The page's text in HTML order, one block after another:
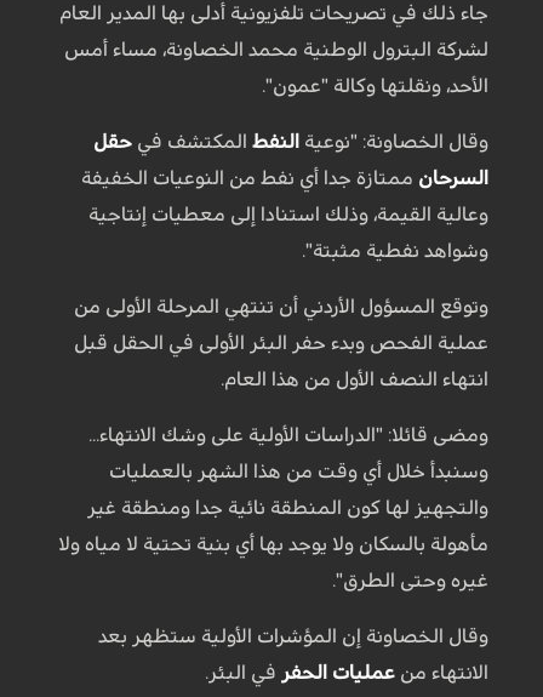
جاء ذلك في تصريحات تلفزيونية أدلى بها المدير العام
لشركة البترول الوطنية محمد الخصاونة، مساء أمس
الأحد، ونقلتها وكالة "عمون".
وقال الخصاونة: "نوعية النفطالمكتشف في حقل
السرحان ممتازة جدا أي نفط من النوعيات الخفيفة
وعالية القيمة، وذلك استنادا إلى معطيات إنتاجية
وشواهد نفطية مثبتة".
وتوقع المسؤول الأردني أن تنتهي المرحلة الأولى من
عملية الفحص وبدء حفر البئر الأولى في الحقل قبل
انتهاء النصف الأول من هذا العام.
ومضى قائلا: "الدراسات الأولية على وشك الانتهاء...
وسنبدأ خلال أي وقت من هذا الشهر بالعمليات
والتجهيز لها كون المنطقة نائية جدا ومنطقة غير
مأهولة بالسكان ولا يوجد بها أي بنية تحتية لا مياه ولا
غيره وحتى الطرق".
وقال الخصاونة إن المؤشرات الأولية ستظهر بعد
الانتهاء من عمليات الحفر في البئر.